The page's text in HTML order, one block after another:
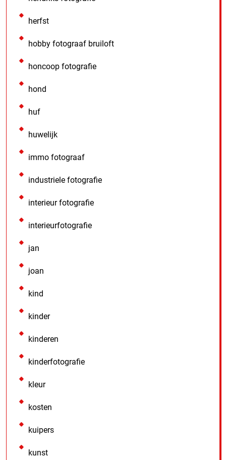
herfst
hobby fotograaf bruiloft
honcoop fotografie
hond
huf
huwelijk
immo fotograaf
industriele fotografie
interieur fotografie
interieurfotografie
jan
joan
kind
kinder
kinderen
kinderfotografie
kleur
kosten
kuipers
kunst